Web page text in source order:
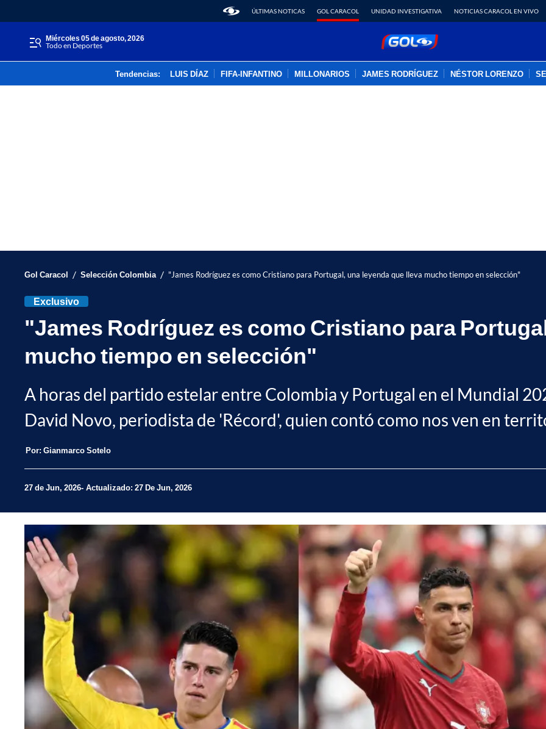
ÚLTIMAS NOTICAS GOL CARACOL UNIDAD INVESTIGATIVA NOTICIAS CARACOL EN VIVO
miércoles 05 de agosto, 2026
Todo en Deportes
Tendencias: LUIS DÍAZ FIFA-INFANTINO MILLONARIOS JAMES RODRÍGUEZ NÉSTOR LORENZO
Gol Caracol / Selección Colombia / "James Rodríguez es como Cristiano para Portugal, una leyenda que lleva mucho tiempo en selección"
Exclusivo
"James Rodríguez es como Cristiano para
mucho tiempo en selección"
A horas del partido estelar entre Colombia y Portugal en el Mundial
David Novo, periodista de 'Récord', quien contó como nos ven en
Por: Gianmarco Sotelo
27 de Jun, 2026 Actualizado: 27 De Jun, 2026